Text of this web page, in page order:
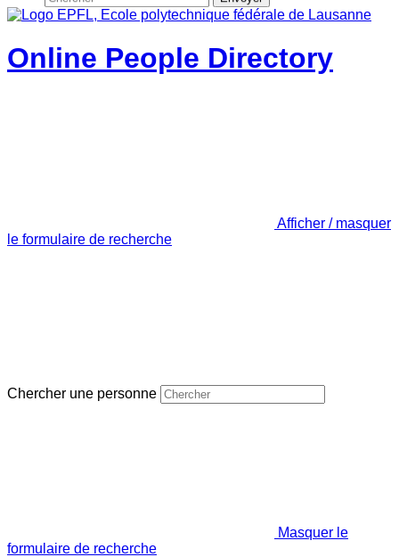
Online People Directory
Afficher / masquer
le formulaire de recherche
Chercher une personne
Masquer le
formulaire de recherche